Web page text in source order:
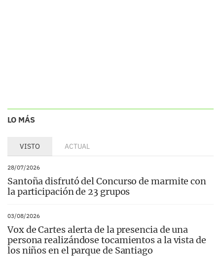
LO MÁS
VISTO ACTUAL
28/07/2026
Santoña disfrutó del Concurso de marmite con
la participación de 23 grupos
03/08/2026
Vox de Cartes alerta de la presencia de una
persona realizándose tocamientos a la vista de
los niños en el parque de Santiago